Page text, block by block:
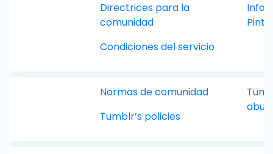
Directrices para la
comunidad
Condiciones del servicio
Normas de comunidad
Tumblr’s policies